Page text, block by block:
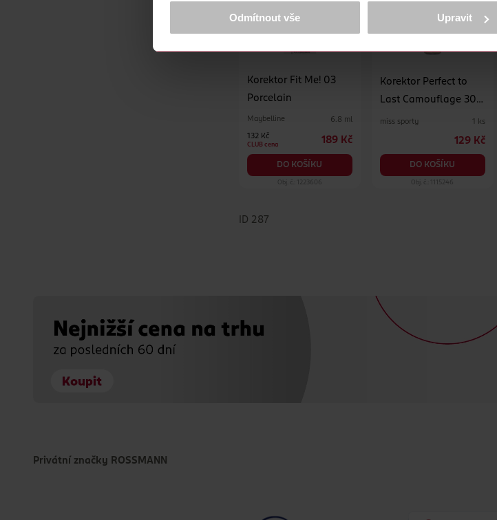
prohlášení o ochraně osobních údajů.
Děkujeme za pochopení. >více o cookies<
Odmítnout vše Upravit
Korektor Fit Me! 03
Porcelain
Maybelline 6.8 ml
132 Kč
CLUB cena 189 Kč
DO KOŠÍKU
Obj. č.: 1223606
Korektor Perfect to
Last Camouflage 30
Light
miss sporty 1 ks
129 Kč
DO KOŠÍKU
Obj. č.: 1115246
ID 287
Privátní značky ROSSMANN